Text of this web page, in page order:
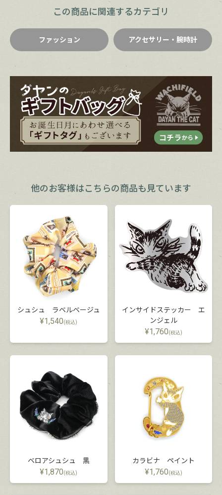
この商品に関連するカテゴリ
ファッション アクセサリー・腕時計
他のお客様はこちらの商品も見ています
シュシュ ラベルベージュ
¥1,540(税込)
インサイドステッカー エ
ンジェル
¥1,760(税込)
ベロアシュシュ 黒
¥1,870(税込)
カラビナ ペイント
¥1,760(税込)